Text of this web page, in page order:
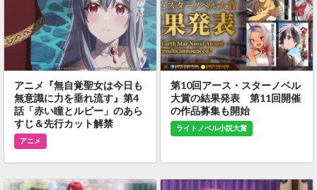
アニメ『無自覚聖女は今日も
無意識に力を垂れ流す』第4
話「赤い瞳とルビー」のあら
すじ＆先行カット解禁
アニメ
第10回アース・スターノベル
大賞の結果発表 第11回開催
の作品募集も開始
ライトノベル小説大賞